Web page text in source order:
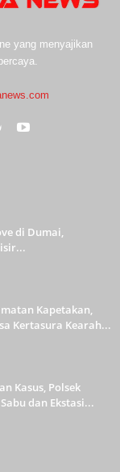
yang menyajikan
di Dumai,
Kapetakan,
Kertasura Kearah...
Kasus, Polsek
dan Ekstasi...